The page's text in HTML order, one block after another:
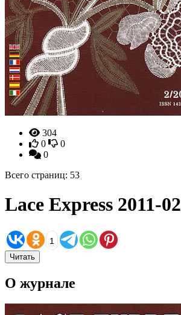
304
0
0
0
Всего страниц: 53
Lace Express 2011-02
1
Читать
О журнале